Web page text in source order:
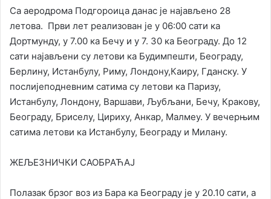
Са аеродрома Подгороица данас је најављено 28
летова. Први лет реализован је у 06:00 сати ка
Дортмунду, у 7.00 ка Бечу и у 7. 30 ка Београду. До 12
сати најављени су летови ка Будимпешти, Београду,
Берлину, Истанбулу, Риму, Лондону,Каиру, Гданску. У
послијеподневним сатима су летови ка Паризу,
Истанбулу, Лондону, Варшави, Љубљани, Бечу, Кракову,
Београду, Бриселу, Цириху, Анкар, Малмеу. У вечерњим
сатима летови ка Истанбулу, Београду и Милану.
ЖЕЉЕЗНИЧКИ САОБРАЋАЈ
Полазак брзог воз из Бара ка Београду је у 20.10 сати, а